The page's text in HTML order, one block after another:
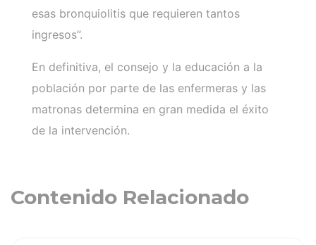
esas bronquiolitis que requieren tantos
ingresos”.
En definitiva, el consejo y la educación a la
población por parte de las enfermeras y las
matronas determina en gran medida el éxito
de la intervención.
Contenido Relacionado